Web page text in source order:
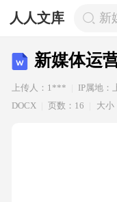
人人文库 新
新媒体运
上传人：1*** IP属地：
DOCX
页数：16 大小